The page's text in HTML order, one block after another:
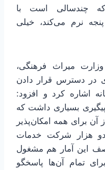
که چندسالی است با
نرم می‌کند، خیلی
میراث فرهنگی،
در دسترس قرار دادن
اشاره کرد و افزود:
پیگیری بسیاری داشت که
آن برای همه امکان‌پذیر
هزار شرکت خدمات
این آمار هم مشغول
تمام آن‌ها پاسخگو